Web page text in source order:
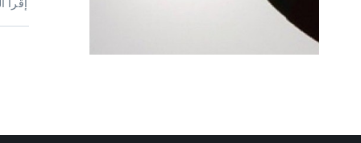
إقرأ